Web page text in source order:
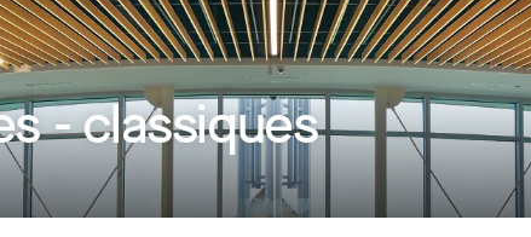
- classiques